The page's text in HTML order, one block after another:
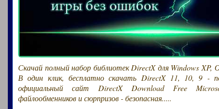
Скачай полный набор библиотек DirectX для Windows XP,
В один клик, бесплатно скачать DirectX 11, 10, 9 -
официальный сайт DirectX Download Free
файлообменников и сюрпризов - безопасная.....